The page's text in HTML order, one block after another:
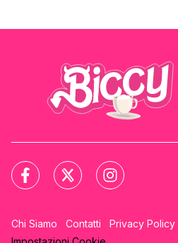
Chi Siamo Contatti Privacy Policy